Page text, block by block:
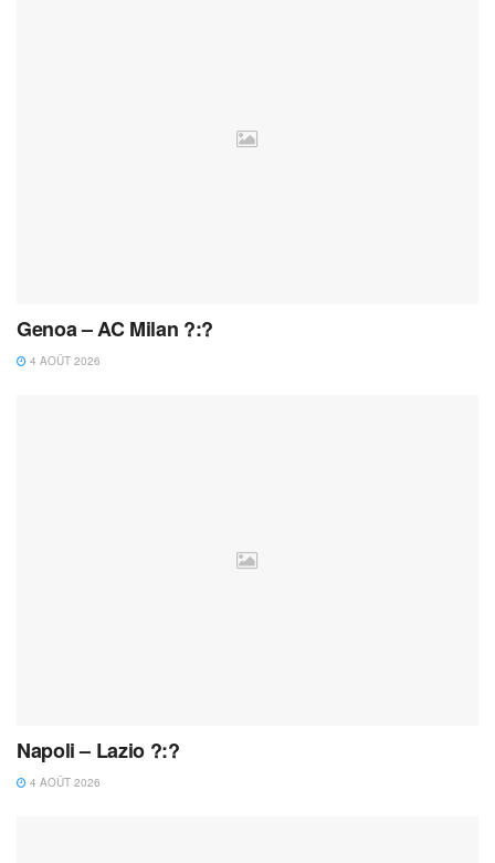
Genoa – AC Milan ?:?
4 AOÛT 2026
Napoli – Lazio ?:?
4 AOÛT 2026